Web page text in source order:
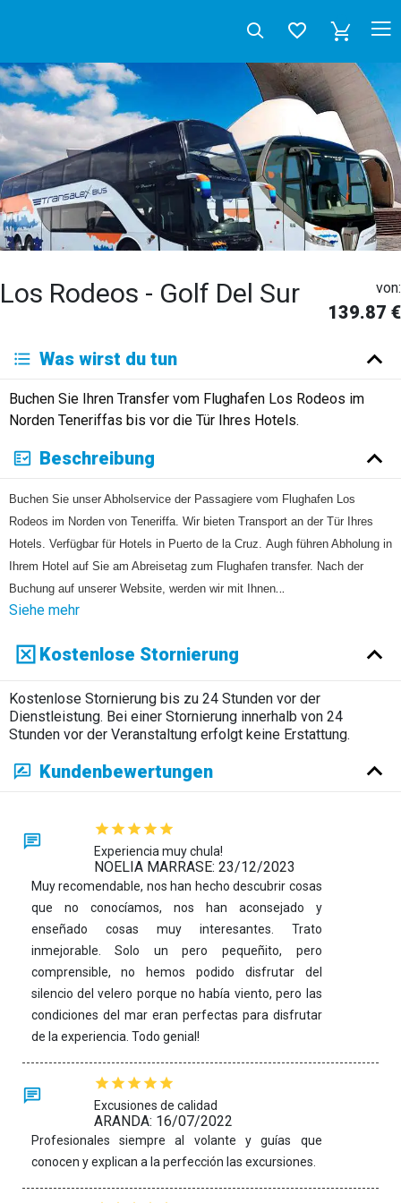
Los Rodeos - Golf Del Sur von:
139.87 €
Deutsch English
Français
Italiano
Neerlandés
Русский
Was wirst du tun
Buchen Sie Ihren Transfer vom Flughafen Los Rodeos im
Norden Teneriffas bis vor die Tür Ihres Hotels.
Beschreibung
Buchen Sie unser Abholservice der Passagiere vom Flughafen Los
Rodeos im Nordenvon Teneriffa. Wir bieten Transport an der Tür Ihres
Hotels. Verfügbar für Hotels in Puerto de la Cruz. Augh führen Abholung in
Ihrem Hotel auf Sie am Abreisetag zum Flughafen transfer. Nach der
Buchung auf unserer Website, werden wir mit Ihnen…
Siehe mehr
Kostenlose Stornierung
Kostenlose Stornierung bis zu 24 Stunden vor der
Dienstleistung. Bei einer Stornierung innerhalb von 24
Stunden vor der Veranstaltung erfolgt keine Erstattung.
Kundenbewertungen
Experiencia muy chula!
NOELIA MARRASE: 23/12/2023
Muy recomendable, nos han hecho descubrir cosas
que no conocíamos, nos han aconsejado y
enseñado cosas muy interesantes. Trato
inmejorable. Solo un pero pequeñito, pero
comprensible, no hemos podido disfrutar del
silencio del velero porque no había viento, pero las
condiciones del mar eran perfectas para disfrutar
de la experiencia. Todo genial!
Excusiones de calidad
ARANDA: 16/07/2022
Profesionales siempre al volante y guías que
conocen y explican a la perfección las excursiones.